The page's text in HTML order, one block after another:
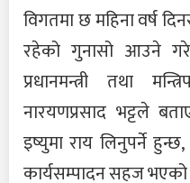
विगतमा छ महिना वर्ष
रहेको गुनासो आउने
प्रधानमन्त्री तथा
नारयणप्रसाद भट्टले
इष्युमा राय लिनुपर्ने
कार्यसम्पादन सहज